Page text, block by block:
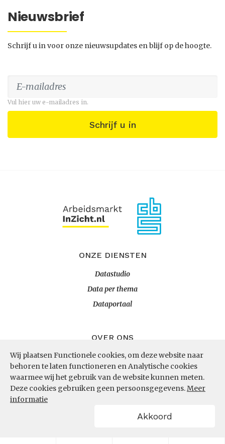
Wij plaatsen Functionele cookies, om deze website naar
behoren te laten functioneren en Analytische cookies
waarmee wij het gebruik van de website kunnen meten.
Deze cookies gebruiken geen persoonsgegevens.Meer
informatie
Akkoord
Nieuwsbrief
Schrijf u in voor onze nieuwsupdates en blijf op de hoogte.
Vul hier uw e-mailadres in.
Schrijf u in
ONZE DIENSTEN
Datastudio
Data per thema
Dataportaal
OVER ONS
InZicht
Contact